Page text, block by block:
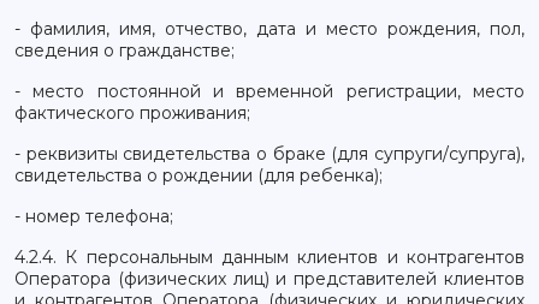
- фамилия, имя, отчество, дата и место рождения, пол,
сведения о гражданстве;
- место постоянной и временной регистрации, место
фактического проживания;
- реквизиты свидетельства о браке (для супруги/супруга),
свидетельства о рождении (для ребенка);
- номер телефона;
4.2.4. К персональным данным клиентов и контрагентов
Оператора (физических лиц) и представителей клиентов